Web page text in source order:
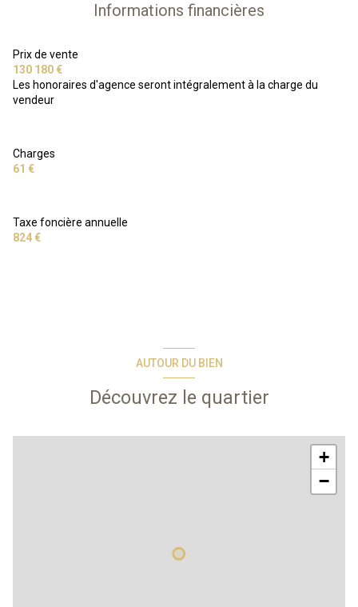
Informations financières
Prix de vente
130 180 €
Les honoraires d'agence seront intégralement à la charge du
vendeur
Charges
61 €
Taxe foncière annuelle
824 €
AUTOUR DU BIEN
Découvrez le quartier
+
−